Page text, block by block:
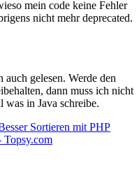
mein code keine Fehler
nicht mehr deprecated.
gelesen. Werde den
dann muss ich nicht
in Java schreibe.
Sortieren mit PHP
Topsy.com